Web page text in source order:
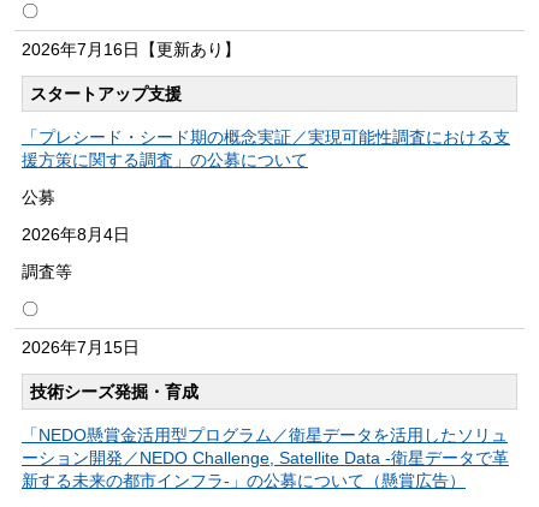
〇
2026年7月16日 【更新あり】
スタートアップ支援
「プレシード・シード期の概念実証／実現可能性調査における支
援方策に関する調査」の公募について
公募
2026年8月4日
調査等
〇
2026年7月15日
技術シーズ発掘・育成
「NEDO懸賞金活用型プログラム／衛星データを活用したソリュ
ーション開発／NEDO Challenge, Satellite Data -衛星データで革
新する未来の都市インフラ-」の公募について（懸賞広告）